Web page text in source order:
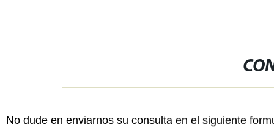
No dude en enviarnos su consulta en el siguiente